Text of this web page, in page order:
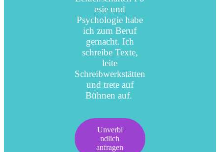
esie und
Psychologie habe
ich zum Beruf
gemacht. Ich
schreibe Texte,
leite
Schreibwerkstätten
und trete auf
Bühnen auf.
Unverbi
ndlich
anfragen